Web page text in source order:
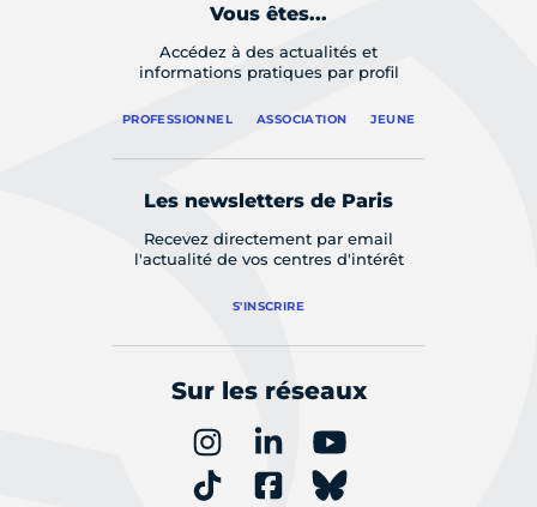
Vous êtes...
Accédez à des actualités et
informations pratiques par profil
PROFESSIONNEL ASSOCIATION JEUNE
Les newsletters de Paris
Recevez directement par email
l'actualité de vos centres d'intérêt
S'INSCRIRE
Sur les réseaux